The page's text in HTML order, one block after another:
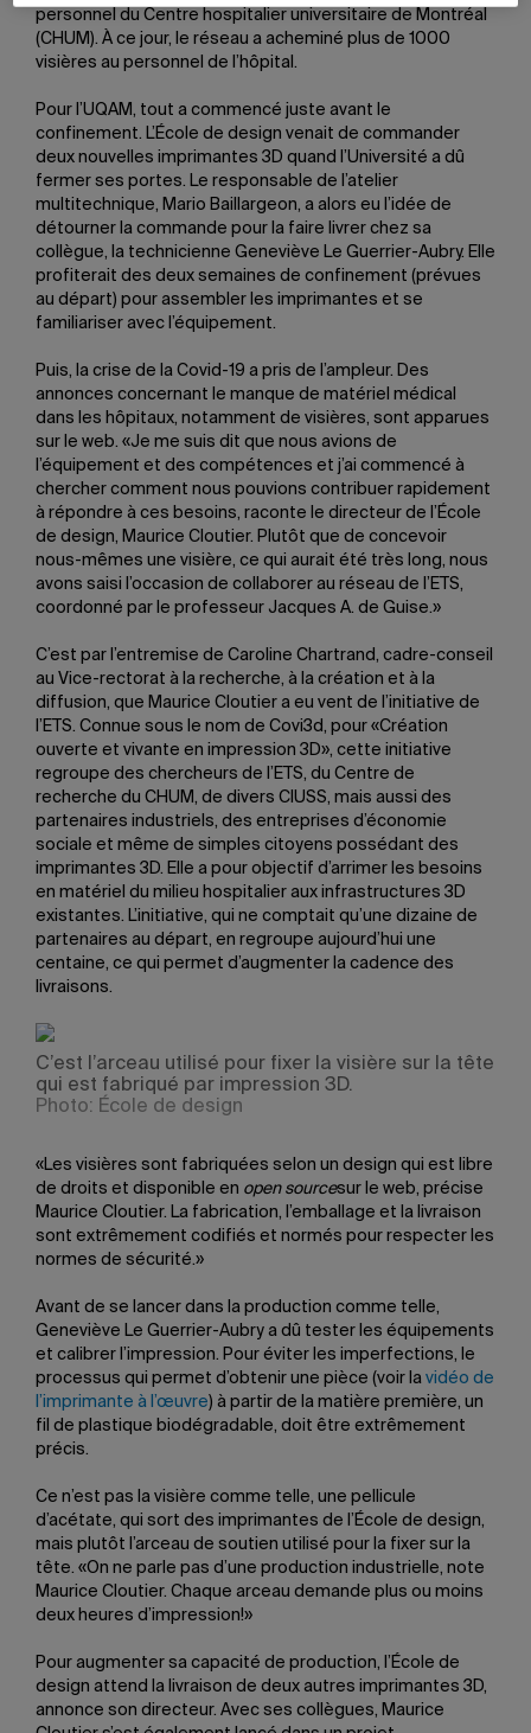
personnel du Centre hospitalier universitaire de Montréal
(CHUM). À ce jour, le réseau a acheminé plus de 1000
visières au personnel de l’hôpital.
Pour l’UQAM, tout a commencé juste avant le
confinement. L’École de design venait de commander
deux nouvelles imprimantes 3D quand l’Université a dû
fermer ses portes. Le responsable de l’atelier
multitechnique, Mario Baillargeon, a alors eu l’idée de
détourner la commande pour la faire livrer chez sa
collègue, la technicienne Geneviève Le Guerrier-Aubry. Elle
profiterait des deux semaines de confinement (prévues
au départ) pour assembler les imprimantes et se
familiariser avec l’équipement.
Puis, la crise de la Covid-19 a pris de l’ampleur. Des
annonces concernant le manque de matériel médical
dans les hôpitaux, notamment de visières, sont apparues
sur le web. «Je me suis dit que nous avions de
l’équipement et des compétences et j’ai commencé à
chercher comment nous pouvions contribuer rapidement
à répondre à ces besoins, raconte le directeur de l’École
de design, Maurice Cloutier. Plutôt que de concevoir
nous-mêmes une visière, ce qui aurait été très long, nous
avons saisi l’occasion de collaborer au réseau de l’ETS,
coordonné par le professeur Jacques A. de Guise.»
C’est par l’entremise de Caroline Chartrand, cadre-conseil
au Vice-rectorat à la recherche, à la création et à la
diffusion, que Maurice Cloutier a eu vent de l’initiative de
l’ETS. Connue sous le nom de Covi3d, pour «Création
ouverte et vivante en impression 3D», cette initiative
regroupe des chercheurs de l’ETS, du Centre de
recherche du CHUM, de divers CIUSS, mais aussi des
partenaires industriels, des entreprises d’économie
sociale et même de simples citoyens possédant des
imprimantes 3D. Elle a pour objectif d’arrimer les besoins
en matériel du milieu hospitalier aux infrastructures 3D
existantes. L’initiative, qui ne comptait qu’une dizaine de
partenaires au départ, en regroupe aujourd’hui une
centaine, ce qui permet d’augmenter la cadence des
livraisons.
C’est l’arceau utilisé pour fixer la visière sur la tête
qui est fabriqué par impression 3D.
Photo: École de design
«Les visières sont fabriquées selon un design qui est libre
de droits et disponible en open sourcesur le web, précise
Maurice Cloutier. La fabrication, l’emballage et la livraison
sont extrêmement codifiés et normés pour respecter les
normes de sécurité.»
Avant de se lancer dans la production comme telle,
Geneviève Le Guerrier-Aubry a dû tester les équipements
et calibrer l’impression. Pour éviter les imperfections, le
processus qui permet d’obtenir une pièce (voir la vidéo de
l’imprimante à l’œuvre) à partir de la matière première, un
fil de plastique biodégradable, doit être extrêmement
précis.
Ce n’est pas la visière comme telle, une pellicule
d’acétate, qui sort des imprimantes de l’École de design,
mais plutôt l’arceau de soutien utilisé pour la fixer sur la
tête. «On ne parle pas d’une production industrielle, note
Maurice Cloutier. Chaque arceau demande plus ou moins
deux heures d’impression!»
Pour augmenter sa capacité de production, l’École de
design attend la livraison de deux autres imprimantes 3D,
annonce son directeur. Avec ses collègues, Maurice